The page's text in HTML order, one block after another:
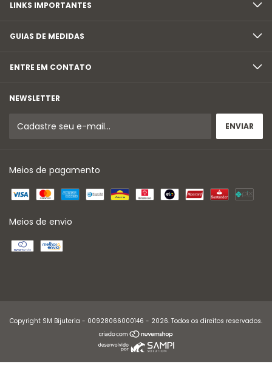
LINKS IMPORTANTES
GUIAS DE MEDIDAS
ENTRE EM CONTATO
NEWSLETTER
Meios de pagamento
Meios de envio
Copyright SM Bijuteria - 00928066000146 - 2026. Todos os direitos reservados.